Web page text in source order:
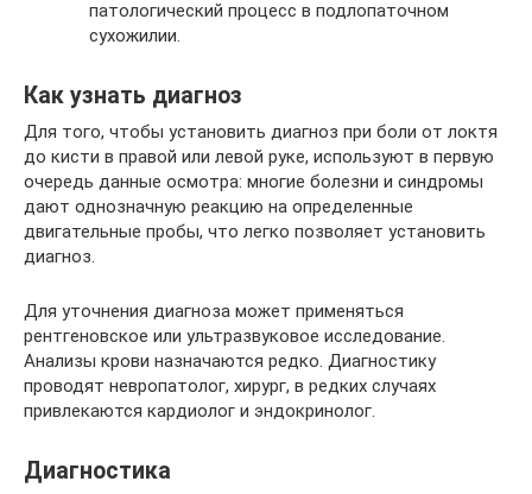
патологический процесс в подлопаточном
сухожилии.
Как узнать диагноз
Для того, чтобы установить диагноз при боли от локтя
до кисти в правой или левой руке, используют в первую
очередь данные осмотра: многие болезни и синдромы
дают однозначную реакцию на определенные
двигательные пробы, что легко позволяет установить
диагноз.
Для уточнения диагноза может применяться
рентгеновское или ультразвуковое исследование.
Анализы крови назначаются редко. Диагностику
проводят невропатолог, хирург, в редких случаях
привлекаются кардиолог и эндокринолог.
Диагностика